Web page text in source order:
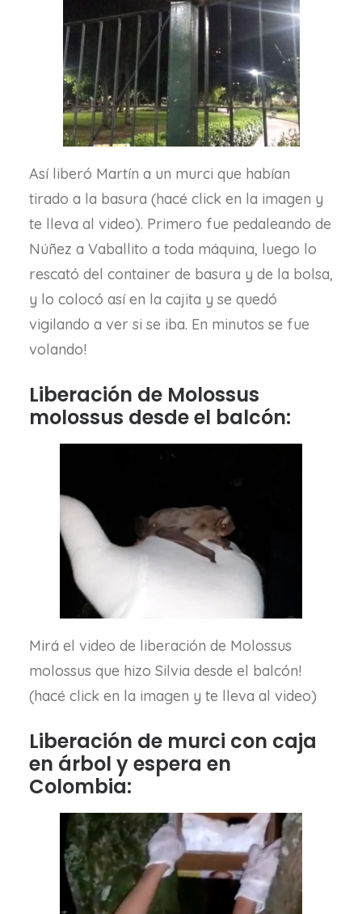
Así liberó Martín a un murci que habían
tirado a la basura (hacé click en la imagen y
te lleva al video). Primero fue pedaleando de
Núñez a Vaballito a toda máquina, luego lo
rescató del container de basura y de la bolsa,
y lo colocó así en la cajita y se quedó
vigilando a ver si se iba. En minutos se fue
volando!
Liberación de Molossus
molossus desde el balcón:
Mirá el video de liberación de Molossus
molossus que hizo Silvia desde el balcón!
(hacé click en la imagen y te lleva al video)
Liberación de murci con caja
en árbol y espera en
Colombia: